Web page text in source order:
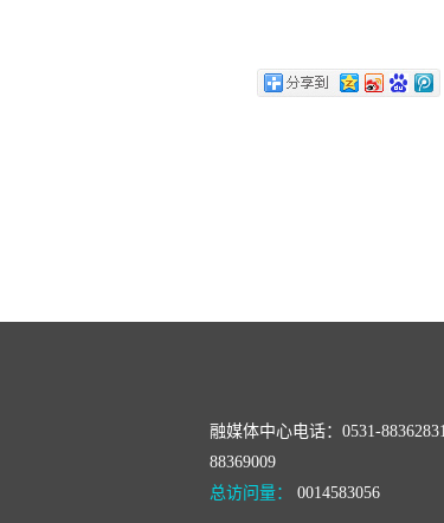
融媒体中心电话：0531-
88369009
总访问量：
0014583056